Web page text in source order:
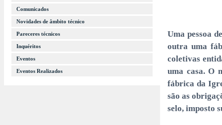
Comunicados
Novidades de âmbito técnico
Pareceres técnicos
Inquéritos
Eventos
Eventos Realizados
Uma pessoa
outra uma
coletivas
uma casa. O
fábrica da
são as
selo, imposto